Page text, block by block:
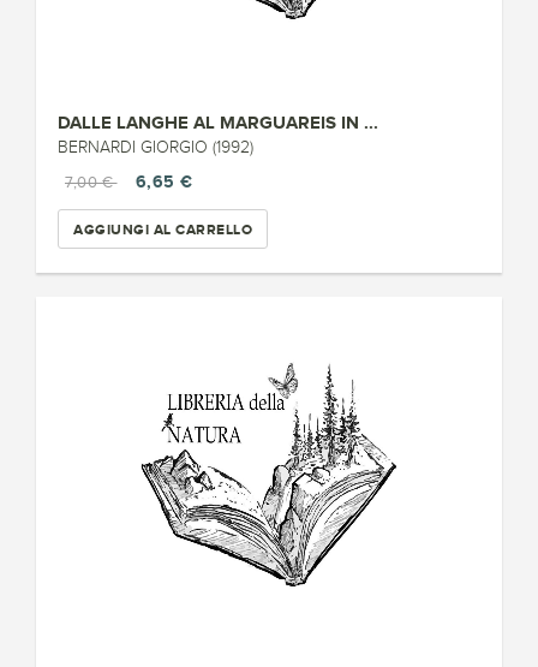
DALLE LANGHE AL MARGUAREIS IN ...
BERNARDI GIORGIO (1992)
7,00 €
6,65 €
AGGIUNGI AL CARRELLO